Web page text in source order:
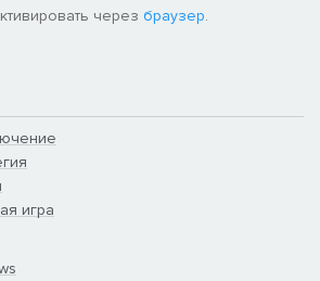
через браузер.
игра